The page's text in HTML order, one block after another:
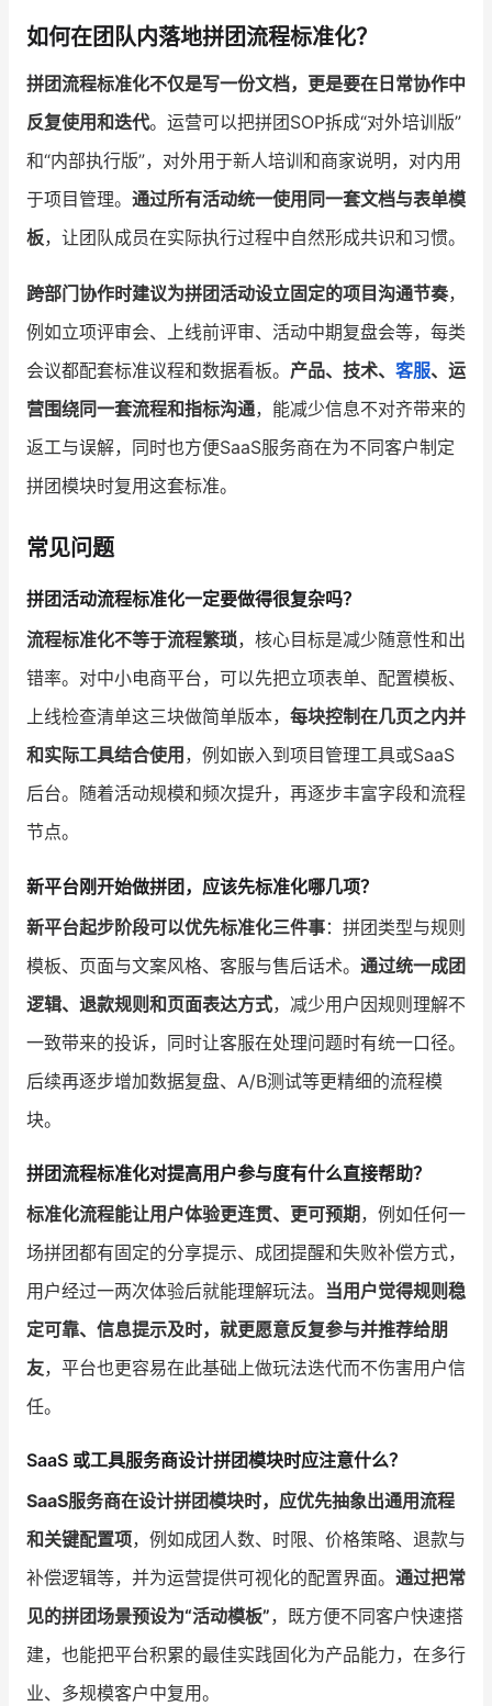
如何在团队内落地拼团流程标准化？
拼团流程标准化不仅是写一份文档，更是要在日常协作中
反复使用和迭代。运营可以把拼团SOP拆成“对外培训版”
和“内部执行版”，对外用于新人培训和商家说明，对内用
于项目管理。 通过所有活动统一使用同一套文档与表单模
板，让团队成员在实际执行过程中自然形成共识和习惯。
跨部门协作时建议为拼团活动设立固定的项目沟通节奏，
例如立项评审会、上线前评审、活动中期复盘会等，每类
会议都配套标准议程和数据看板。 产品、技术、 客服、运
营围绕同一套流程和指标沟通，能减少信息不对齐带来的
返工与误解，同时也方便SaaS服务商在为不同客户制定
拼团模块时复用这套标准。
常见问题
拼团活动流程标准化一定要做得很复杂吗？
流程标准化不等于流程繁琐，核心目标是减少随意性和出
错率。对中小电商平台，可以先把立项表单、配置模板、
上线检查清单这三块做简单版本， 每块控制在几页之内并
和实际工具结合使用 ，例如嵌入到项目管理工具或SaaS
后台。随着活动规模和频次提升，再逐步丰富字段和流程
节点。
新平台刚开始做拼团，应该先标准化哪几项？
新平台起步阶段可以优先标准化三件事：拼团类型与规则
模板、页面与文案风格、客服与售后话术。 通过统一成团
逻辑、退款规则和页面表达方式，减少用户因规则理解不
一致带来的投诉，同时让客服在处理问题时有统一口径。
后续再逐步增加数据复盘、A/B测试等更精细的流程模
块。
拼团流程标准化对提高用户参与度有什么直接帮助？
标准化流程能让用户体验更连贯、更可预期，例如任何一
场拼团都有固定的分享提示、成团提醒和失败补偿方式，
用户经过一两次体验后就能理解玩法。 当用户觉得规则稳
定可靠、信息提示及时，就更愿意反复参与并推荐给朋
友，平台也更容易在此基础上做玩法迭代而不伤害用户信
任。
SaaS 或工具服务商设计拼团模块时应注意什么？
SaaS服务商在设计拼团模块时，应优先抽象出通用流程
和关键配置项，例如成团人数、时限、价格策略、退款与
补偿逻辑等，并为运营提供可视化的配置界面。 通过把常
见的拼团场景预设为“活动模板”，既方便不同客户快速搭
建，也能把平台积累的最佳实践固化为产品能力，在多行
业、多规模客户中复用。